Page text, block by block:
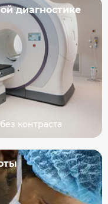
диагностике
контраста